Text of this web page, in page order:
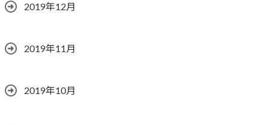
2019年12月
2019年11月
2019年10月